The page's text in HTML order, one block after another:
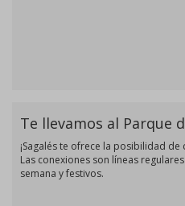
Te llevamos al Parque
¡Sagalés te ofrece la posibilidad
Las conexiones son líneas
semana y festivos.